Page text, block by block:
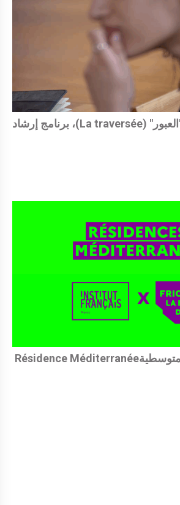
طلب الترشيحات: "العبور" (La traversée)، برنامج إرشاد
برنامج "الإقامات المتوسطيةRésidence Méditerranée